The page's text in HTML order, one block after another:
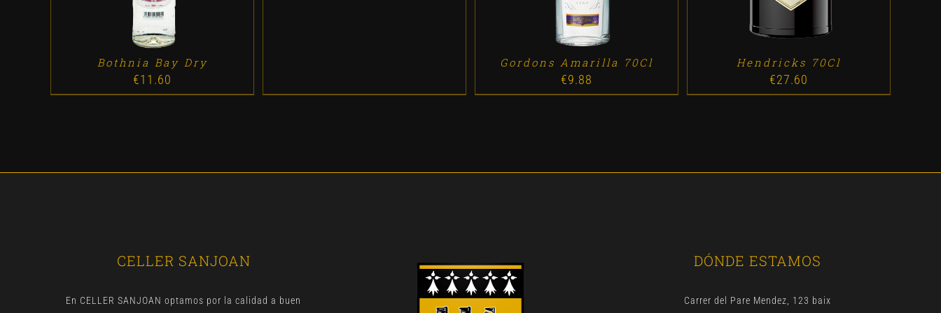
Bothnia Bay Dry
€11.60
Gordons Amarilla 70Cl
€9.88
Hendricks 70Cl
€27.60
CELLER SANJOAN
En CELLER SANJOAN optamos por la calidad a buen
DÓNDE ESTAMOS
Carrer del Pare Mendez, 123 baix